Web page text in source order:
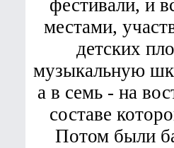
фестивали, и
местами,
детских
музыкальную
а в семь - на
составе
Потом были